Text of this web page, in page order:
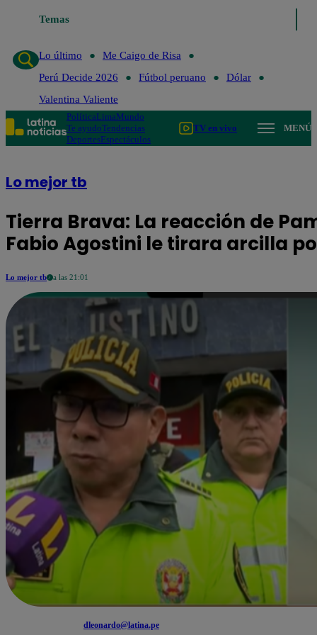
Temas
Lo último
Me Caigo de Risa
Perú Decide 2026
Fútbol peruano
Dólar
Valentina Valiente
PolíticaLimaMundo
Te ayudoTendencias
DeportesEspectáculos
TV en vivo MENÚ
Lo mejor tb
Tierra Brava: La reacción de
Fabio Agostini le tirara arcilla
Lo mejor tb a las 21:01
dleonardo@latina.pe